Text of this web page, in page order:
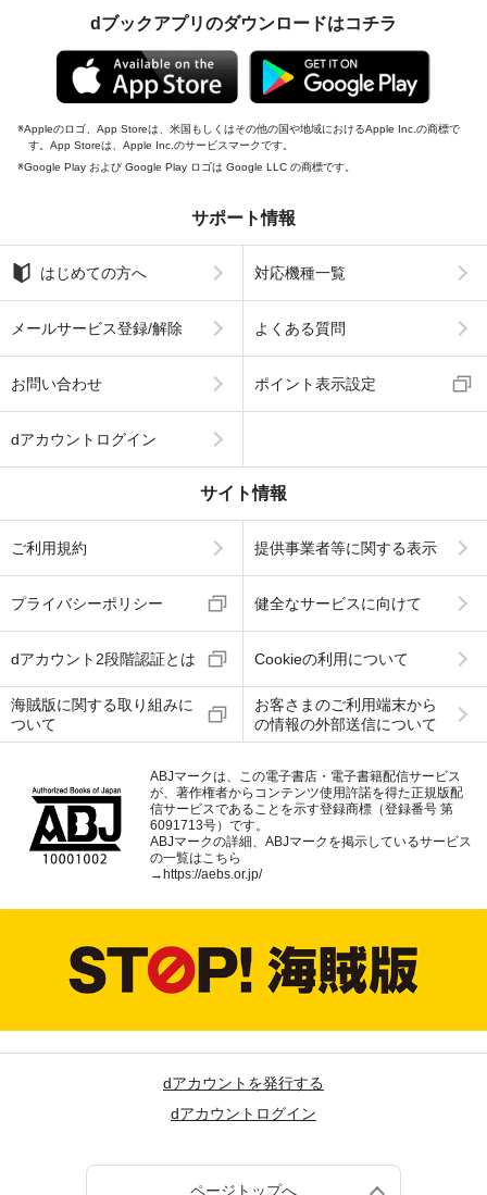
dブックアプリのダウンロードはコチラ
Appleのロゴ、App Storeは、米国もしくはその他の国や地域におけるApple Inc.の商標で
す。App Storeは、Apple Inc.のサービスマークです。
Google Play および Google Play ロゴは Google LLC の商標です。
サポート情報
はじめての方へ 対応機種一覧
メールサービス登録/解除 よくある質問
お問い合わせ ポイント表示設定
dアカウントログイン
サイト情報
ご利用規約 提供事業者等に関する表示
プライバシーポリシー 健全なサービスに向けて
dアカウント2段階認証とは Cookieの利用について
海賊版に関する取り組みに
ついて
お客さまのご利用端末から
の情報の外部送信について
ABJマークは、この電子書店・電子書籍配信サービス
が、著作権者からコンテンツ使用許諾を得た正規版配
信サービスであることを示す登録商標（登録番号 第
6091713号）です。
ABJマークの詳細、ABJマークを掲示しているサービス
の一覧はこちら
→ https://aebs.or.jp/
dアカウントを発行する
dアカウントログイン
ページトップへ